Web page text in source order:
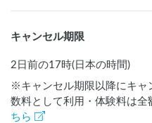
キャンセル期限
2日前の17時(日本の時間)
※キャンセル期限以降にキャ
数料として利用・体験料は
ちら